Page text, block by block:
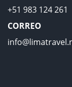
+51 983 124 261
CORREO